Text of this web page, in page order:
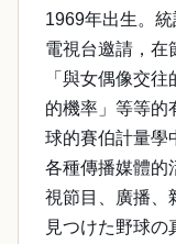
1969年出生。
電視台邀請，在
「與女偶像交
的機率」等等的
球的賽伯計量學
各種傳播媒體的
視節目、廣播、
見つけた野球